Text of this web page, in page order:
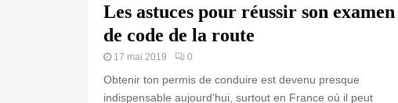
Les astuces pour réussir son examen
de code de la route
17 mai 2019 0
Obtenir ton permis de conduire est devenu presque
indispensable aujourd’hui, surtout en France où il peut